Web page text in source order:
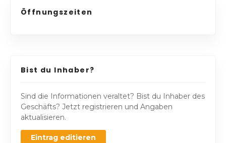
Öffnungszeiten
Bist du Inhaber?
Sind die Informationen veraltet? Bist du Inhaber des
Geschäfts? Jetzt registrieren und Angaben
aktualisieren.
Eintrag editieren